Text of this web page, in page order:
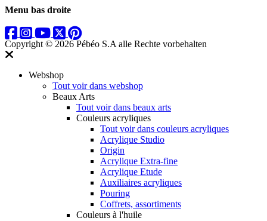
Menu bas droite
Copyright © 2026 Pébéo S.A alle Rechte vorbehalten
Webshop
Tout voir dans webshop
Beaux Arts
Tout voir dans beaux arts
Couleurs acryliques
Tout voir dans couleurs acryliques
Acrylique Studio
Origin
Acrylique Extra-fine
Acrylique Etude
Auxiliaires acryliques
Pouring
Coffrets, assortiments
Couleurs à l'huile